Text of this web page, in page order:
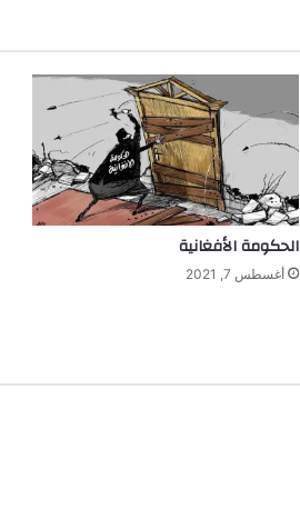
الحكومة الأفغانية
أغسطس 7, 2021